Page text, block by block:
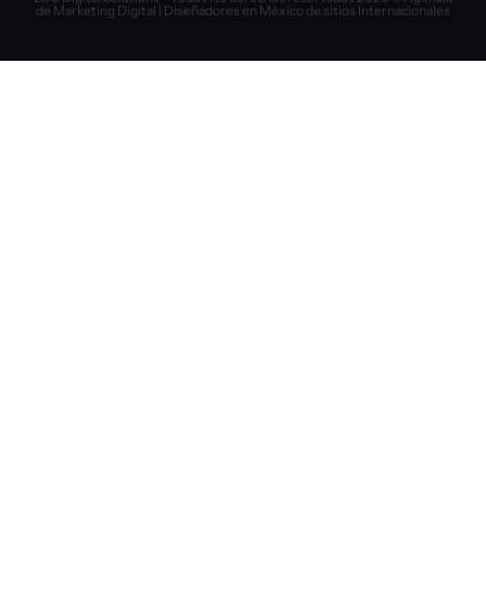
de Marketing Digital | Diseñadores en México de sitios Internacionales